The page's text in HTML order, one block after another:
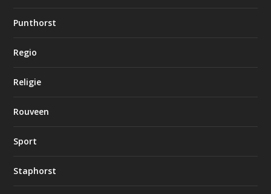
Punthorst
Regio
Religie
Rouveen
Sport
Staphorst